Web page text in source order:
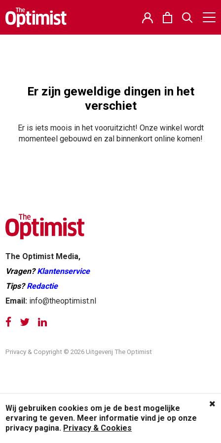
Er zijn geweldige dingen in het
verschiet
Er is iets moois in het vooruitzicht! Onze winkel wordt
momenteel gebouwd en zal binnenkort online komen!
The Optimist Media,
Vragen? Klantenservice
Tips? Redactie
Email: info@theoptimist.nl
Privacy & Copyright © 2026 Uitgeverij The Optimist
Wij gebruiken cookies om je de best mogelijke
ervaring te geven. Meer informatie vind je op onze
privacy pagina. Privacy & Cookies